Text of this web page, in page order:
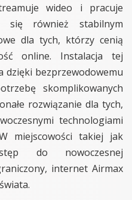
wideo i pracuje
się również stabilnym
dla tych, którzy cenią
online. Instalacja tej
dzięki bezprzewodowemu
skomplikowanych
rozwiązanie dla tych,
technologiami
miejscowości takiej jak
do nowoczesnej
internet Airmax